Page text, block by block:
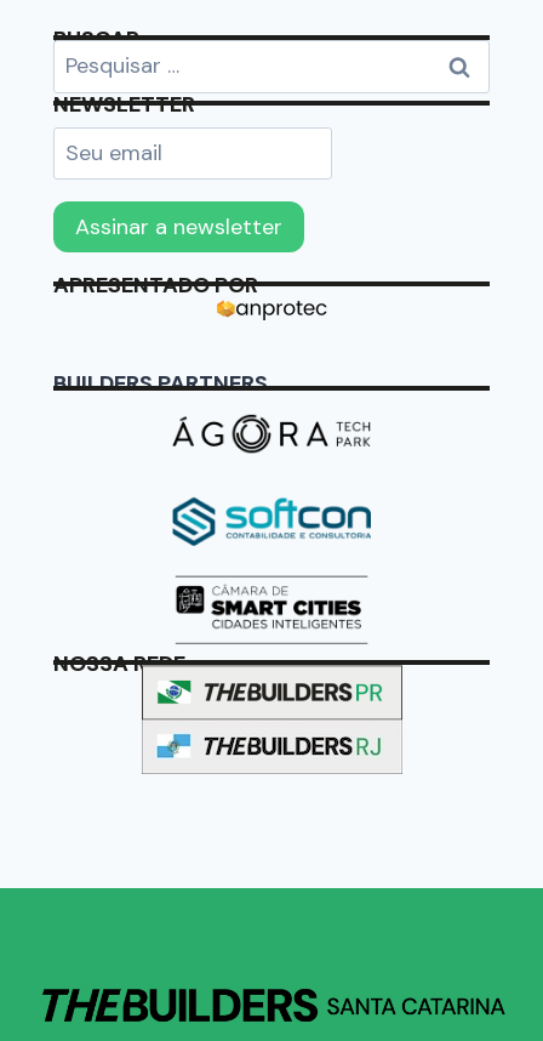
BUSCAR
NEWSLETTER
APRESENTADO POR
BUILDERS PARTNERS
NOSSA REDE